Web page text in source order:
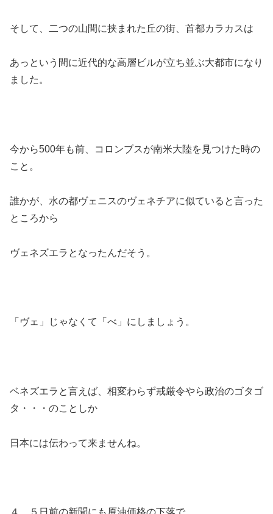
そして、二つの山間に挟まれた丘の街、首都カラカスは
あっという間に近代的な高層ビルが立ち並ぶ大都市になり
ました。
今から500年も前、コロンブスが南米大陸を見つけた時の
こと。
誰かが、水の都ヴェニスのヴェネチアに似ていると言った
ところから
ヴェネズエラとなったんだそう。
「ヴェ」じゃなくて「べ」にしましょう。
ベネズエラと言えば、相変わらず戒厳令やら政治のゴタゴ
タ・・・のことしか
日本には伝わって来ませんね。